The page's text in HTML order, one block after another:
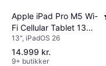
Apple iPad Pro M5 Wi-
Fi Cellular Tablet 13
Inch
13", iPadOS 26
14.999 kr.
9+ butikker